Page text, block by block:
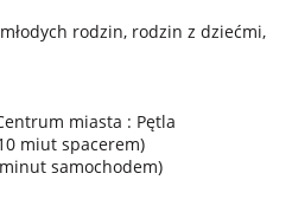
rodzin, rodzin z dziećmi,
miasta : Pętla
miut spacerem)
samochodem)